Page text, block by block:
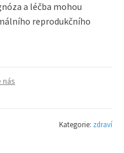
a léčba mohou
reprodukčního
nás
Kategorie: zdraví